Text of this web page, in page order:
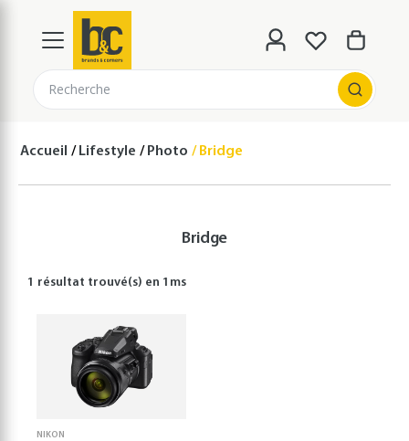
Recherche
Accueil Lifestyle Photo Bridge
Bridge
1 résultat trouvé(s) en 1 ms
NIKON